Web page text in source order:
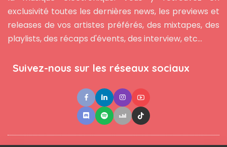
exclusivité toutes les dernières news, les previews et
releases de vos artistes préférés, des mixtapes, des
playlists, des récaps d'évents, des interview, etc...
Suivez-nous sur les réseaux sociaux